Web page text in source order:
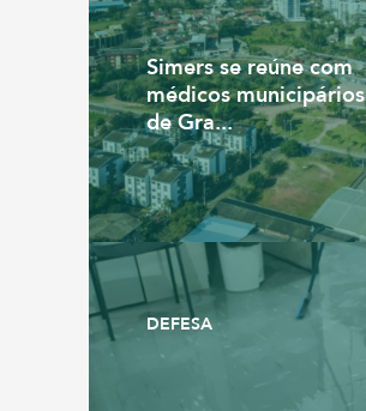
Simers se reúne com
médicos municipários
de Gra...
DEFESA